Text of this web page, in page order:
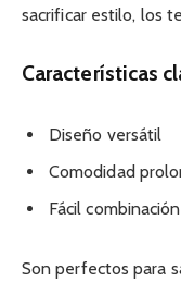
sacrificar estilo, los
Características
Diseño versátil
Comodidad
Fácil
Son perfectos para